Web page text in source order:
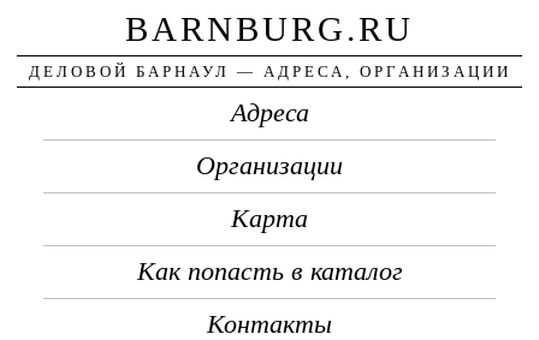
BARNBURG.RU
ДЕЛОВОЙ БАРНАУЛ — АДРЕСА, ОРГАНИЗАЦИИ
Адреса
Организации
Карта
Как попасть в каталог
Контакты